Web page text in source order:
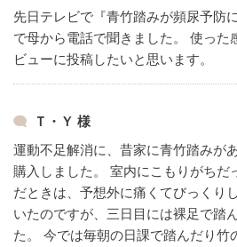
先日テレビで『青竹踏みが頻尿予防
で母から電話で聞きました。
使った
ビューに投稿したいと思います。
Ｔ・Ｙ 様
運動不足解消に、昔家に青竹踏みが
購入しました。
室内にこもりがちだ
だときは、予想外に痛くてびっくりし
いたのですが、三日目には裸足で踏
た。
今では毎朝の日課で踏んだり竹